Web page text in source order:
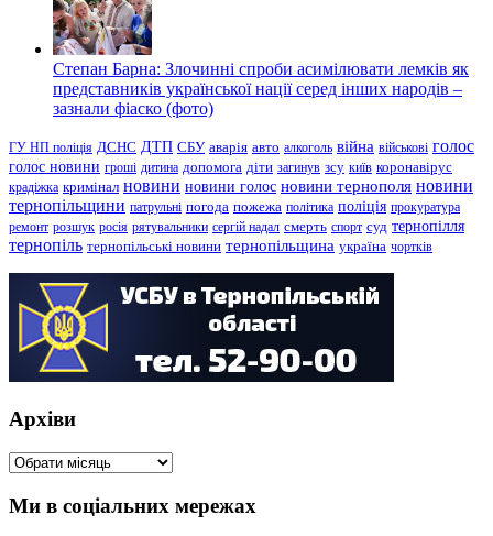
Степан Барна: Злочинні спроби асимілювати лемків як
представників української нації серед інших народів –
зазнали фіаско (фото)
ГУ НП поліція ДСНС ДТП СБУ аварія авто алкоголь війна військові голос
голос новини гроші дитина допомога діти загинув зсу київ коронавірус
крадіжка кримінал новини новини голос новини тернополя новини
тернопільщини патрульні погода пожежа політика поліція прокуратура
ремонт розшук росія рятувальники сергій надал смерть спорт суд тернопілля
тернопіль тернопільські новини тернопільщина україна чортків
Архіви
Архіви
Ми в соціальних мережах